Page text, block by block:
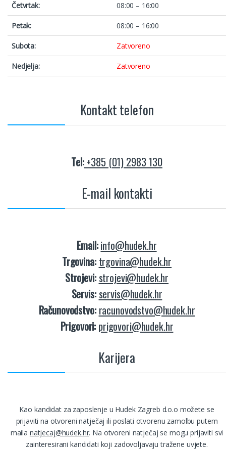
Četvrtak: 08:00 – 16:00
Petak: 08:00 – 16:00
Subota: Zatvoreno
Nedjelja: Zatvoreno
Kontakt telefon
Tel:+385 (01) 2983 130
E-mail kontakti
Email:info@hudek.hr
Trgovina: trgovina@hudek.hr
Strojevi: strojevi@hudek.hr
Servis: servis@hudek.hr
Računovodstvo: racunovodstvo@hudek.hr
Prigovori: prigovori@hudek.hr
Karijera
Kao kandidat za zaposlenje u Hudek Zagreb d.o.o možete se
prijaviti na otvoreni natječaj ili poslati otvorenu zamolbu putem
maila natjecaj@hudek.hr. Na otvoreni natječaj se mogu prijaviti svi
zainteresirani kandidati koji zadovoljavaju tražene uvjete.